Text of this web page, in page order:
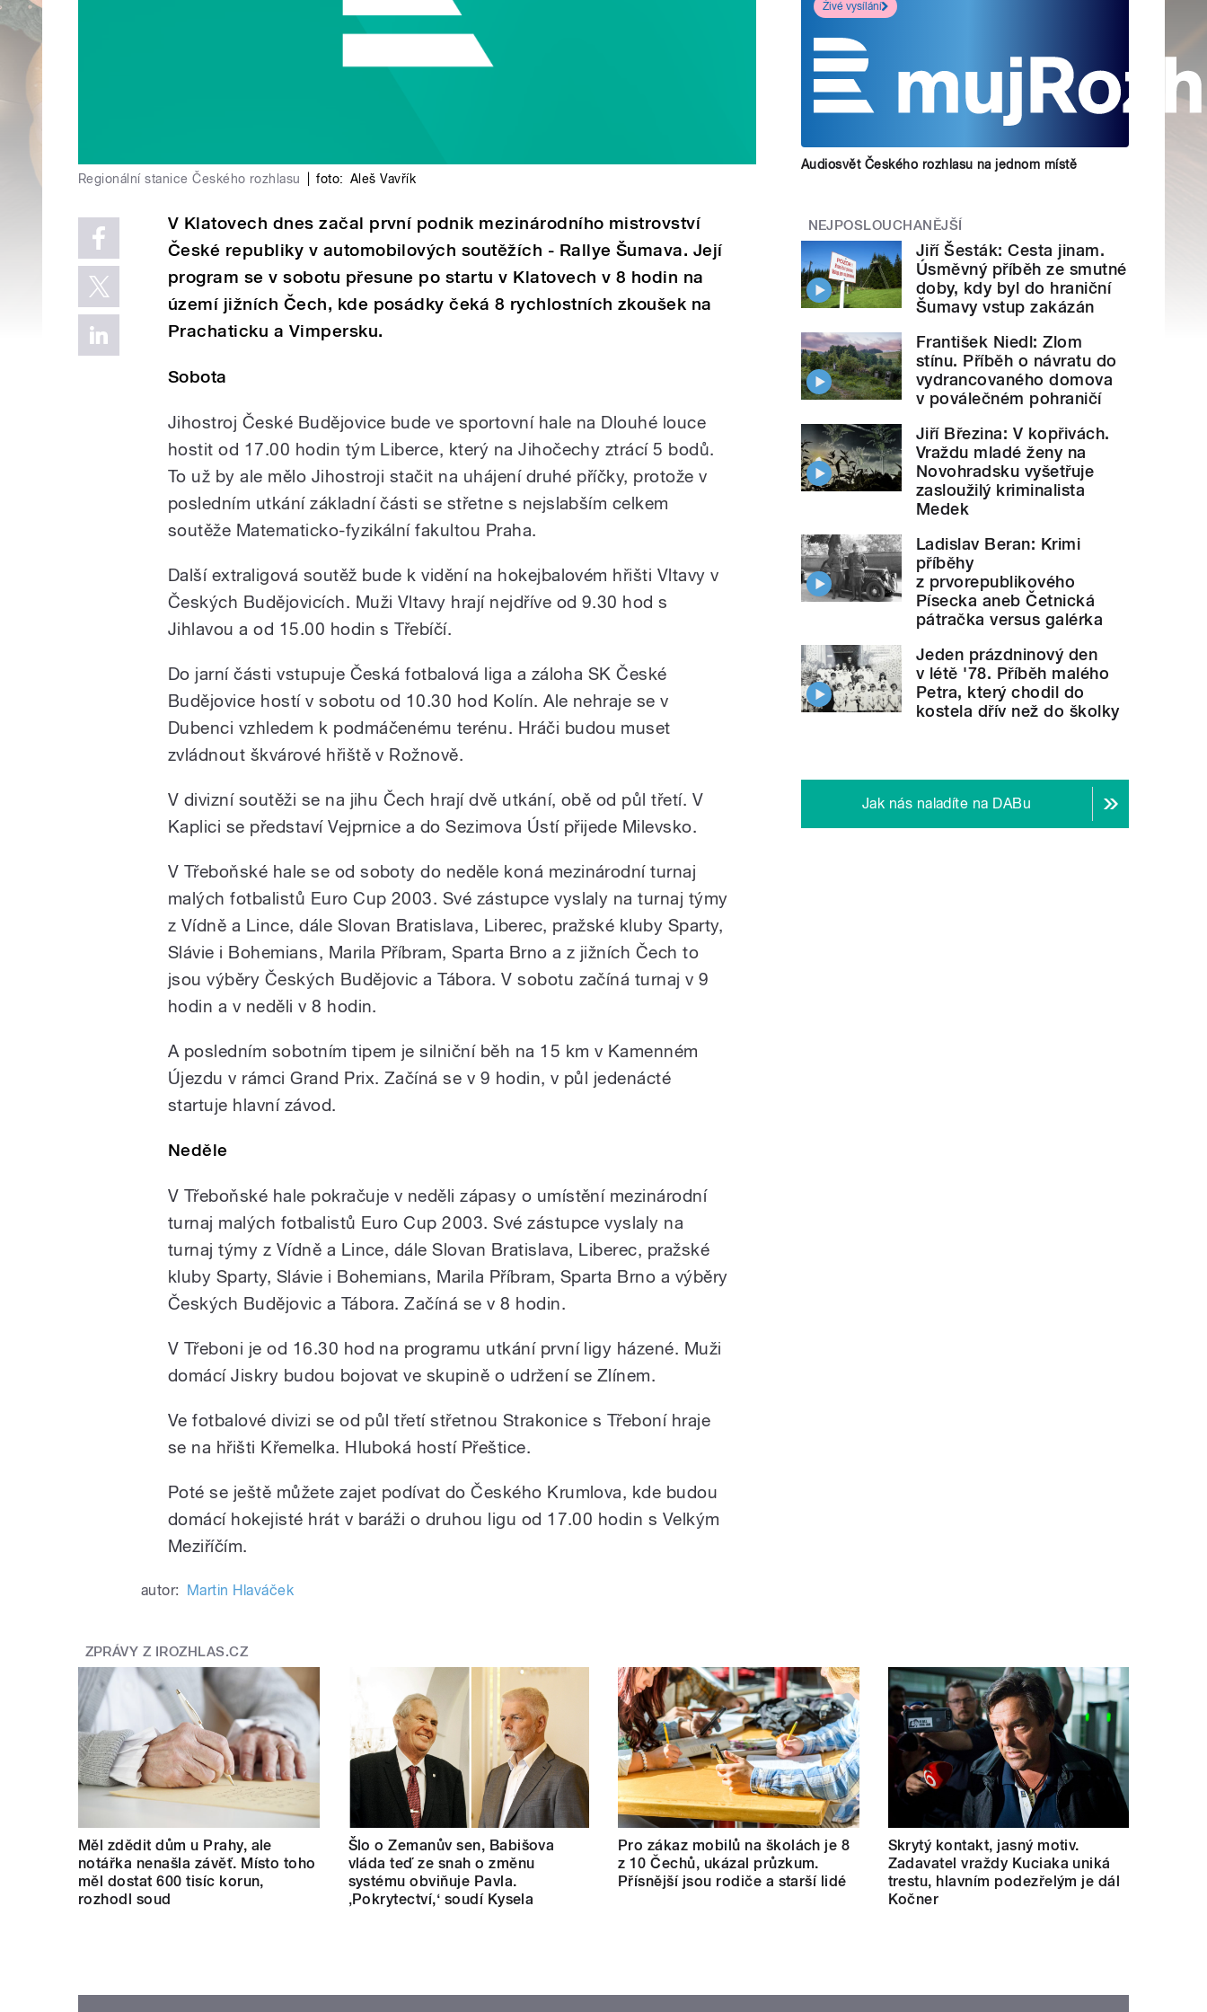
Regionální stanice Českého rozhlasu foto: Aleš Vavřík
V Klatovech dnes začal první podnik mezinárodního mistrovství
České republiky v automobilových soutěžích - Rallye Šumava. Její
program se v sobotu přesune po startu v Klatovech v 8 hodin na
území jižních Čech, kde posádky čeká 8 rychlostních zkoušek na
Prachaticku a Vimpersku.
Sobota
Jihostroj České Budějovice bude ve sportovní hale na Dlouhé louce
hostit od 17.00 hodin tým Liberce, který na Jihočechy ztrácí 5 bodů.
To už by ale mělo Jihostroji stačit na uhájení druhé příčky, protože v
posledním utkání základní části se střetne s nejslabším celkem
soutěže Matematicko-fyzikální fakultou Praha.
Další extraligová soutěž bude k vidění na hokejbalovém hřišti Vltavy v
Českých Budějovicích. Muži Vltavy hrají nejdříve od 9.30 hod s
Jihlavou a od 15.00 hodin s Třebíčí.
Do jarní části vstupuje Česká fotbalová liga a záloha SK České
Budějovice hostí v sobotu od 10.30 hod Kolín. Ale nehraje se v
Dubenci vzhledem k podmáčenému terénu. Hráči budou muset
zvládnout škvárové hřiště v Rožnově.
V divizní soutěži se na jihu Čech hrají dvě utkání, obě od půl třetí. V
Kaplici se představí Vejprnice a do Sezimova Ústí přijede Milevsko.
V Třeboňské hale se od soboty do neděle koná mezinárodní turnaj
malých fotbalistů Euro Cup 2003. Své zástupce vyslaly na turnaj týmy
z Vídně a Lince, dále Slovan Bratislava, Liberec, pražské kluby Sparty,
Slávie i Bohemians, Marila Příbram, Sparta Brno a z jižních Čech to
jsou výběry Českých Budějovic a Tábora. V sobotu začíná turnaj v 9
hodin a v neděli v 8 hodin.
A posledním sobotním tipem je silniční běh na 15 km v Kamenném
Újezdu v rámci Grand Prix. Začíná se v 9 hodin, v půl jedenácté
startuje hlavní závod.
Neděle
V Třeboňské hale pokračuje v neděli zápasy o umístění mezinárodní
turnaj malých fotbalistů Euro Cup 2003. Své zástupce vyslaly na
turnaj týmy z Vídně a Lince, dále Slovan Bratislava, Liberec, pražské
kluby Sparty, Slávie i Bohemians, Marila Příbram, Sparta Brno a výběry
Českých Budějovic a Tábora. Začíná se v 8 hodin.
V Třeboni je od 16.30 hod na programu utkání první ligy házené. Muži
domácí Jiskry budou bojovat ve skupině o udržení se Zlínem.
Ve fotbalové divizi se od půl třetí střetnou Strakonice s Třeboní hraje
se na hřišti Křemelka. Hluboká hostí Přeštice.
Poté se ještě můžete zajet podívat do Českého Krumlova, kde budou
domácí hokejisté hrát v baráži o druhou ligu od 17.00 hodin s Velkým
Meziříčím.
autor: Martin Hlaváček
Živé vysílání
Audiosvět Českého rozhlasu na jednom místě
NEJPOSLOUCHANĚJŠÍ
Jiří Šesták: Cesta jinam.
Úsměvný příběh ze smutné
doby, kdy byl do hraniční
Šumavy vstup zakázán
František Niedl: Zlom
stínu. Příběh o návratu do
vydrancovaného domova
v poválečném pohraničí
Jiří Březina: V kopřivách.
Vraždu mladé ženy na
Novohradsku vyšetřuje
zasloužilý kriminalista
Medek
Ladislav Beran: Krimi
příběhy
z prvorepublikového
Písecka aneb Četnická
pátračka versus galérka
Jeden prázdninový den
v létě '78. Příběh malého
Petra, který chodil do
kostela dřív než do školky
Jak nás naladíte na DABu
ZPRÁVY Z IROZHLAS.CZ
Měl zdědit dům u Prahy, ale
notářka nenašla závěť. Místo toho
měl dostat 600 tisíc korun,
rozhodl soud
Šlo o Zemanův sen, Babišova
vláda teď ze snah o změnu
systému obviňuje Pavla.
‚Pokrytectví,‘ soudí Kysela
Pro zákaz mobilů na školách je 8
z 10 Čechů, ukázal průzkum.
Přísnější jsou rodiče a starší lidé
Skrytý kontakt, jasný motiv.
Zadavatel vraždy Kuciaka uniká
trestu, hlavním podezřelým je dál
Kočner